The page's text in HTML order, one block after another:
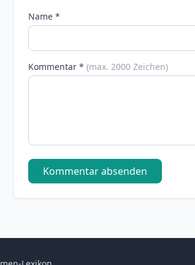
Name *
Kommentar * (max. 2000 Zeichen)
Kommentar absenden